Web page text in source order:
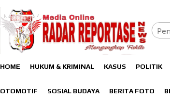
HOME HUKUM & KRIMINAL KASUS POLITIK
OTOMOTIF SOSIAL BUDAYA BERITA FOTO